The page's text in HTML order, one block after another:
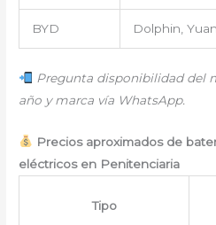
BYD Dolphin,
Pregunta disponibilidad del
año y marca vía WhatsApp.
Precios aproximados de
eléctricos en Penitenciaria
Tipo